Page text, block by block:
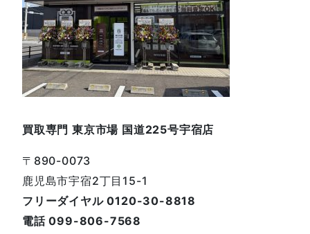
買取専門 東京市場 国道225号宇宿店
〒890-0073
鹿児島市宇宿2丁目15-1
フリーダイヤル 0120-30-8818
電話 099-806-7568